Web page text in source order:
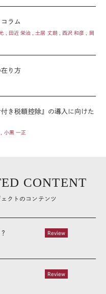
ラム
, 田近 栄治 , 土居 丈朗 , 西沢 和彦 , 岡
在り方
き税額控除』の導入に向けた
小黒 一正
CONTENT
クトのコンテンツ
Review
Review